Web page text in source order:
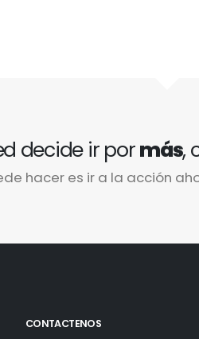
decide ir pormás,
hacer es ir a la acción
CONTACTENOS